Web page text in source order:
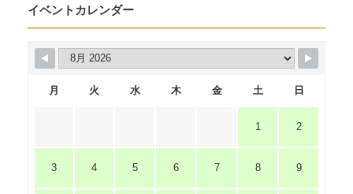
イベントカレンダー
月 火 水 木 金 土 日
1 2
3 4 5 6 7 8 9